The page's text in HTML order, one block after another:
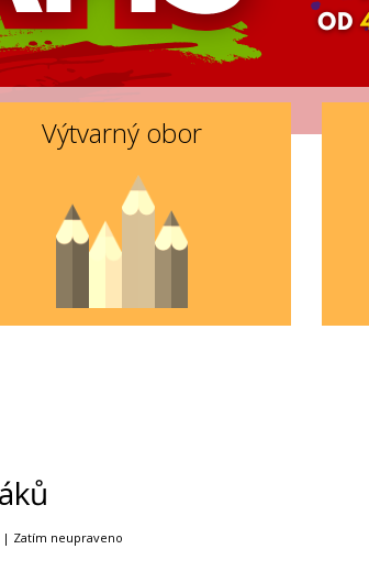
Výtvarný obor
| Zatím neupraveno